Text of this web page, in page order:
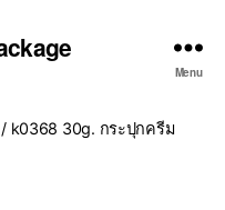
Menu
/ k0368 30g. กระปุกครีม